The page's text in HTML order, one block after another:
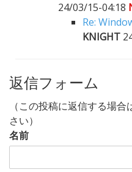
24/03/15-04:18
Re:
KNIGHT
返信フォーム
（この投稿に返信する場
さい）
名前